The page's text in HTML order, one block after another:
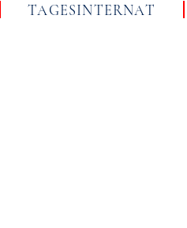
TAGESINTERNAT